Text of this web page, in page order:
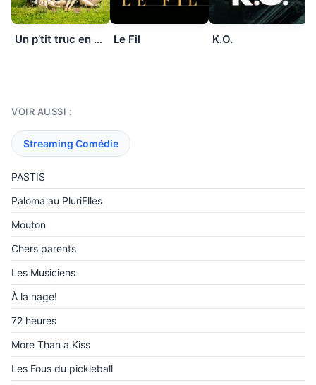
Un p’tit truc en plus Le Fil K.O.
VOIR AUSSI :
Streaming Comédie
PASTIS
Paloma au PluriElles
Mouton
Chers parents
Les Musiciens
À la nage!
72 heures
More Than a Kiss
Les Fous du pickleball